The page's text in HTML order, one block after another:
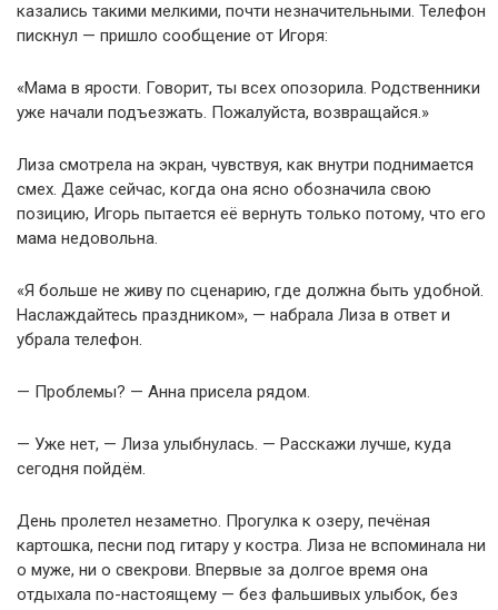
казались такими мелкими, почти незначительными. Телефон
пискнул — пришло сообщение от Игоря:
«Мама в ярости. Говорит, ты всех опозорила. Родственники
уже начали подъезжать. Пожалуйста, возвращайся.»
Лиза смотрела на экран, чувствуя, как внутри поднимается
смех. Даже сейчас, когда она ясно обозначила свою
позицию, Игорь пытается её вернуть только потому, что его
мама недовольна.
«Я больше не живу по сценарию, где должна быть удобной.
Наслаждайтесь праздником», — набрала Лиза в ответ и
убрала телефон.
— Проблемы? — Анна присела рядом.
— Уже нет, — Лиза улыбнулась. — Расскажи лучше, куда
сегодня пойдём.
День пролетел незаметно. Прогулка к озеру, печёная
картошка, песни под гитару у костра. Лиза не вспоминала ни
о муже, ни о свекрови. Впервые за долгое время она
отдыхала по-настоящему — без фальшивых улыбок, без